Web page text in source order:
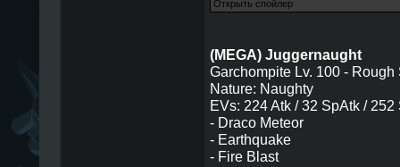
(MEGA) Juggernaught
Garchompite Lv. 100 -
Nature: Naughty
EVs: 224 Atk / 32 SpAtk / 252
- Draco Meteor
- Earthquake
- Fire Blast